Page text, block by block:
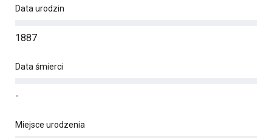
Data urodzin
1887
Data śmierci
-
Miejsce urodzenia